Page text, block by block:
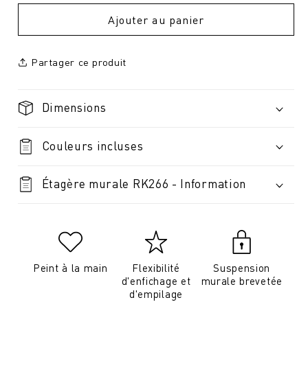
Ajouter au panier
Partager ce produit
Dimensions
Couleurs incluses
Étagère murale RK266 - Information
Peint à la main
Flexibilité
d'enfichage et
d'empilage
Suspension
murale brevetée